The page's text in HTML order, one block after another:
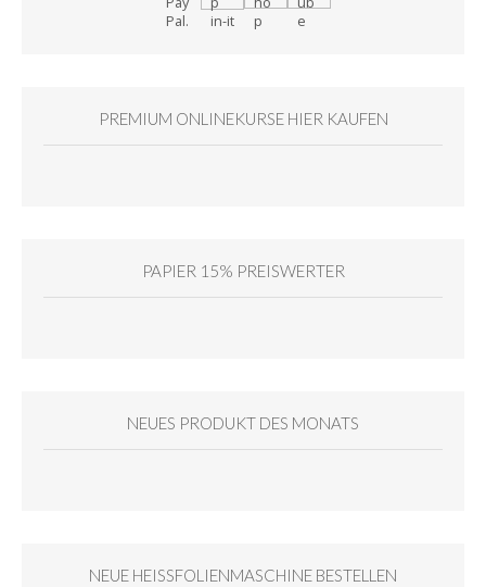
PREMIUM ONLINEKURSE HIER KAUFEN
PAPIER 15% PREISWERTER
NEUES PRODUKT DES MONATS
NEUE HEISSFOLIENMASCHINE BESTELLEN